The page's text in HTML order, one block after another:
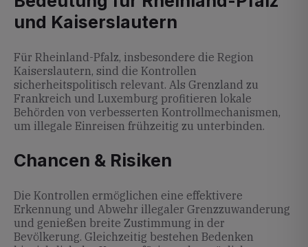
und Kaiserslautern
Für Rheinland-Pfalz, insbesondere die Region
Kaiserslautern, sind die Kontrollen
sicherheitspolitisch relevant. Als Grenzland zu
Frankreich und Luxemburg profitieren lokale
Behörden von verbesserten Kontrollmechanismen,
um illegale Einreisen frühzeitig zu unterbinden.
Chancen & Risiken
Die Kontrollen ermöglichen eine effektivere
Erkennung und Abwehr illegaler Grenzzuwanderung
und genießen breite Zustimmung in der
Bevölkerung. Gleichzeitig bestehen Bedenken